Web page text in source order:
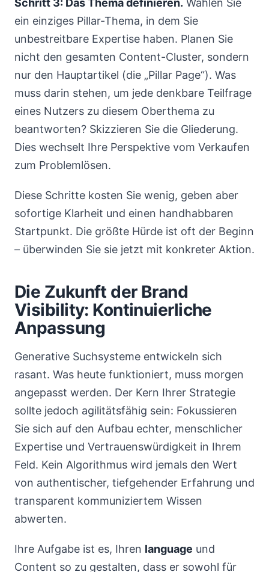
Schritt 3: Das Thema definieren. Wählen Sie
ein einziges Pillar-Thema, in dem Sie
unbestreitbare Expertise haben. Planen Sie
nicht den gesamten Content-Cluster, sondern
nur den Hauptartikel (die „Pillar Page“). Was
muss darin stehen, um jede denkbare Teilfrage
eines Nutzers zu diesem Oberthema zu
beantworten? Skizzieren Sie die Gliederung.
Dies wechselt Ihre Perspektive vom Verkaufen
zum Problemlösen.
Diese Schritte kosten Sie wenig, geben aber
sofortige Klarheit und einen handhabbaren
Startpunkt. Die größte Hürde ist oft der Beginn
– überwinden Sie sie jetzt mit konkreter Aktion.
Die Zukunft der Brand
Visibility: Kontinuierliche
Anpassung
Generative Suchsysteme entwickeln sich
rasant. Was heute funktioniert, muss morgen
angepasst werden. Der Kern Ihrer Strategie
sollte jedoch agilitätsfähig sein: Fokussieren
Sie sich auf den Aufbau echter, menschlicher
Expertise und Vertrauenswürdigkeit in Ihrem
Feld. Kein Algorithmus wird jemals den Wert
von authentischer, tiefgehender Erfahrung und
transparent kommuniziertem Wissen
abwerten.
Ihre Aufgabe ist es, Ihren language und
Content so zu gestalten, dass er sowohl für